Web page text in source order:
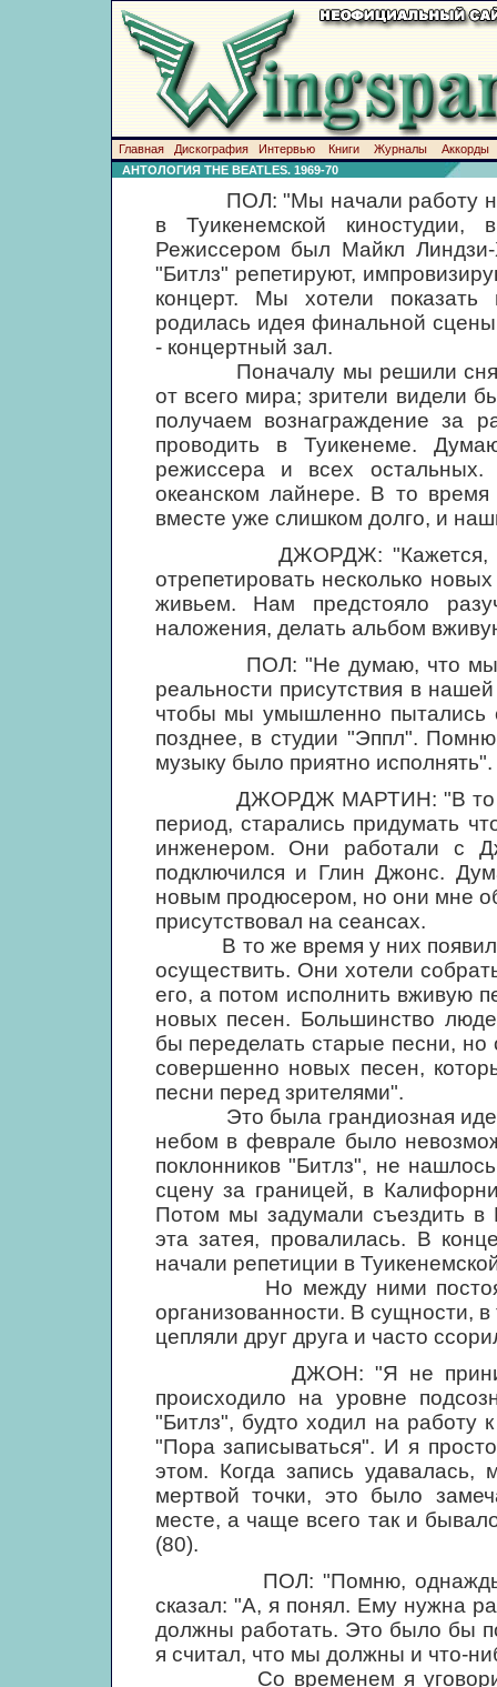
Главная Дискография Интервью Книги Журналы
Аккорды
АНТОЛОГИЯ THE BEATLES. 1969-70
ПОЛ: "Мы начали работу над
в Туикенемской
Режиссером был Майкл
"Битлз" репетируют,
концерт. Мы хотели
родилась идея финальной
- концертный зал.
Поначалу мы решили
от всего мира; зрители видели
получаем вознаграждение за
проводить в Туикенеме.
режиссера и всех
океанском лайнере. В то
вместе уже слишком долго, и
ДЖОРДЖ: "Кажется,
отрепетировать несколько
живьем. Нам предстояло
наложения, делать альбом
ПОЛ: "Не думаю, что мы
реальности присутствия в
чтобы мы умышленно пытались
позднее, в студии "Эппл".
музыку было приятно исполнять".
ДЖОРДЖ МАРТИН: "В то
период, старались придумать
инженером. Они работали с
подключился и Глин Джонс.
новым продюсером, но они мне
присутствовал на сеансах.
В то же время у них
осуществить. Они хотели
его, а потом исполнить вживую
новых песен. Большинство
бы переделать старые песни,
совершенно новых песен,
песни перед зрителями".
Это была грандиозная идея,
небом в феврале было
поклонников "Битлз", не
сцену за границей, в
Потом мы задумали съездить в
эта затея, провалилась. В
начали репетиции в
Но между ними постоянно
организованности. В сущности,
цепляли друг друга и часто
ДЖОН: "Я не принимал
происходило на уровне
"Битлз", будто ходил на работу
"Пора записываться". И я
этом. Когда запись удавалась,
мертвой точки, это было
месте, а чаще всего так и
(80).
ПОЛ: "Помню, однажды, во
сказал: "А, я понял. Ему нужна
должны работать. Это было бы
я считал, что мы должны и что-
Со временем я уговорил